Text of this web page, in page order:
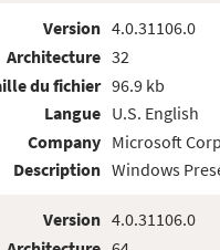
Version
Architecture
du fichier
Langue
Company
Description
4.0.31106.0
32
96.9 kb
U.S. English
Microsoft
Windows
Version 4.0.31106.0